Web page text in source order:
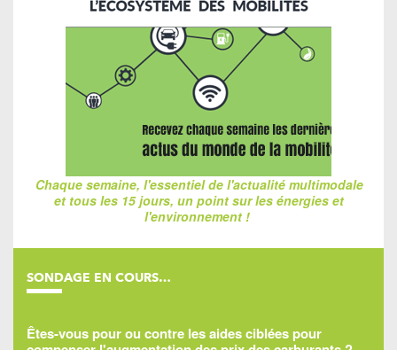
Chaque semaine, l'essentiel de l'actualité multimodale
et tous les 15 jours, un point sur les énergies et
l'environnement !
SONDAGE EN COURS…
Êtes-vous pour ou contre les aides ciblées pour